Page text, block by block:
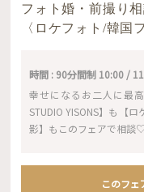
フォト婚・前撮り
〈ロケフォト/韓国
時間 : 90分間制 10:00 /
幸せになるお二人に最
STUDIO YISONS】も【
影】もこのフェアで相談
このフ